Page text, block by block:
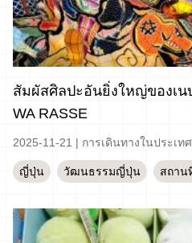
สัมผัสศิลปะอันยิ่งใหญ่ของเน
WA RASSE
2025-11-21 | การเดินทางในประเท
ญี่ปุ่น วัฒนธรรมญี่ปุ่น สถาน